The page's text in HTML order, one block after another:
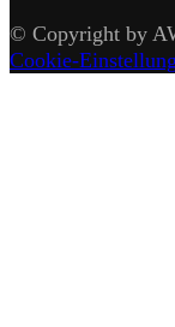
© Copyright by
Cookie-